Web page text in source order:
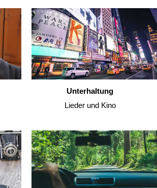
Unterhaltung
Lieder und Kino